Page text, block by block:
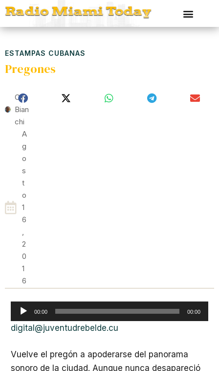
ESTAMPAS CUBANAS
Pregones
Ciro
Bian
Chi
A
G
O
S
T
O
1
6
,
2
0
1
6
Reproductor
de
audio
00:00 00:00
digital@juventudrebelde.cu
Vuelve el pregón a apoderarse del panorama
sonoro de la ciudad. Aunque nunca desapareció